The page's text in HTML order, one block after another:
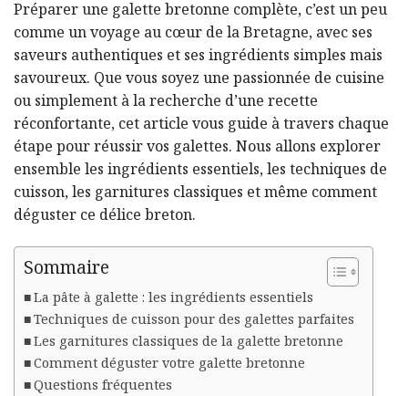
Préparer une galette bretonne complète, c’est un peu
comme un voyage au cœur de la Bretagne, avec ses
saveurs authentiques et ses ingrédients simples mais
savoureux. Que vous soyez une passionnée de cuisine
ou simplement à la recherche d’une recette
réconfortante, cet article vous guide à travers chaque
étape pour réussir vos galettes. Nous allons explorer
ensemble les ingrédients essentiels, les techniques de
cuisson, les garnitures classiques et même comment
déguster ce délice breton.
Sommaire
La pâte à galette : les ingrédients essentiels
Techniques de cuisson pour des galettes parfaites
Les garnitures classiques de la galette bretonne
Comment déguster votre galette bretonne
Questions fréquentes